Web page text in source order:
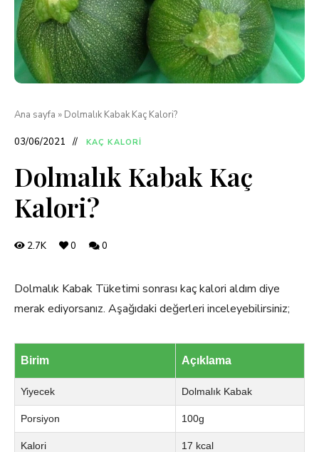
Ana sayfa » Dolmalık Kabak Kaç Kalori?
03/06/2021 KAÇ KALORI
Dolmalık Kabak Kaç
Kalori?
2.7K 0 0
Dolmalık Kabak Tüketimi sonrası kaç kalori aldım diye
merak ediyorsanız. Aşağıdaki değerleri inceleyebilirsiniz;
Birim Açıklama
Yiyecek Dolmalık Kabak
Porsiyon 100g
Kalori 17 kcal